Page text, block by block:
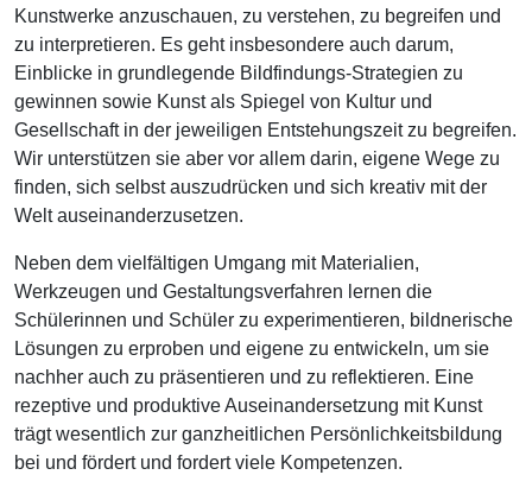
Kunstwerke anzuschauen, zu verstehen, zu begreifen und
zu interpretieren. Es geht insbesondere auch darum,
Einblicke in grundlegende Bildfindungs-Strategien zu
gewinnen sowie Kunst als Spiegel von Kultur und
Gesellschaft in der jeweiligen Entstehungszeit zu begreifen.
Wir unterstützen sie aber vor allem darin, eigene Wege zu
finden, sich selbst auszudrücken und sich kreativ mit der
Welt auseinanderzusetzen.
Neben dem vielfältigen Umgang mit Materialien,
Werkzeugen und Gestaltungsverfahren lernen die
Schülerinnen und Schüler zu experimentieren, bildnerische
Lösungen zu erproben und eigene zu entwickeln, um sie
nachher auch zu präsentieren und zu reflektieren. Eine
rezeptive und produktive Auseinandersetzung mit Kunst
trägt wesentlich zur ganzheitlichen Persönlichkeitsbildung
bei und fördert und fordert viele Kompetenzen.